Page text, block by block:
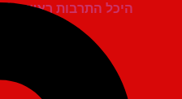
היכל התרבות ראשון לציון